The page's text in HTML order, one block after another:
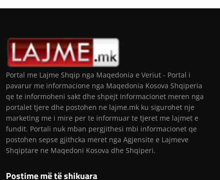
Portal me Lajme Shqip nga Maqedonia e Veriut - Portal i
pavarur me informacione nga Maqedonia Kosova Shqiperia
qe te informoheni sakt dhe shpejt Informacionet meren nga
portalet tjere dhe postohen ne lajme.mk ku sigurohet nje
marketing me i mire per te informuar te tjeret me lajmet e
fundit. Portali nuk mban pergjithesi mbi informacionet qe
postohen sepse gjithcka meret nga Agjensite e Lajmeve
Shqiptare ne Maqedoni Kosova dhe Shqiperi.
Postime më të shikuara